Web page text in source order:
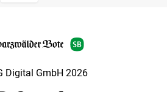
Digital GmbH 2026